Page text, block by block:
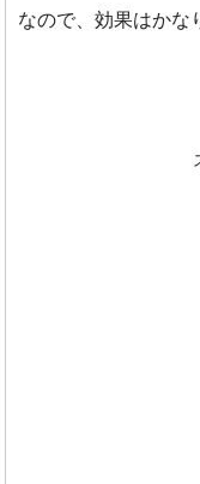
なので、効果はかな